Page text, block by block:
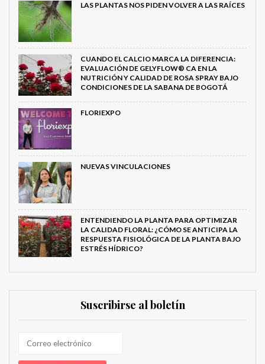
LAS PLANTAS NOS PIDEN VOLVER A LAS RAÍCES
CUANDO EL CALCIO MARCA LA DIFERENCIA:
EVALUACIÓN DE GELYFLOW® CA EN LA
NUTRICIÓN Y CALIDAD DE ROSA SPRAY BAJO
CONDICIONES DE LA SABANA DE BOGOTÁ
FLORIEXPO
NUEVAS VINCULACIONES
ENTENDIENDO LA PLANTA PARA OPTIMIZAR
LA CALIDAD FLORAL: ¿CÓMO SE ANTICIPA LA
RESPUESTA FISIOLÓGICA DE LA PLANTA BAJO
ESTRÉS HÍDRICO?
Suscribirse al boletín